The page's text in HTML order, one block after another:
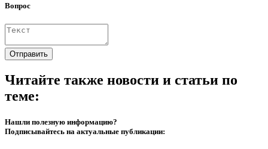
Вопрос
Отправить
Читайте также новости и статьи по
теме:
Нашли полезную информацию?
Подписывайтесь на актуальные публикации: